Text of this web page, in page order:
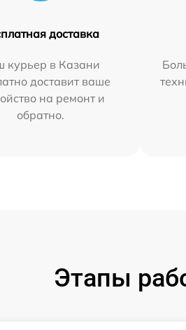
доставка
курьер в Казани
доставит ваше
на ремонт и
обратно.
Этапы